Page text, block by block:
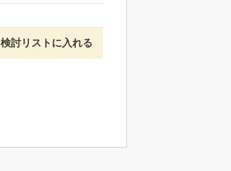
検討リストに入れる